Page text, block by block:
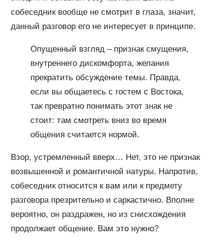
собеседник вообще не смотрит в глаза, значит,
данный разговор его не интересует в принципе.
Опущенный взгляд – признак смущения,
внутреннего дискомфорта, желания
прекратить обсуждение темы. Правда,
если вы общаетесь с гостем с Востока,
так превратно понимать этот знак не
стоит: там смотреть вниз во время
общения считается нормой.
Взор, устремленный вверх… Нет, это не признак
возвышенной и романтичной натуры. Напротив,
собеседник относится к вам или к предмету
разговора презрительно и саркастично. Вполне
вероятно, он раздражен, но из снисхождения
продолжает общение. Вам это нужно?